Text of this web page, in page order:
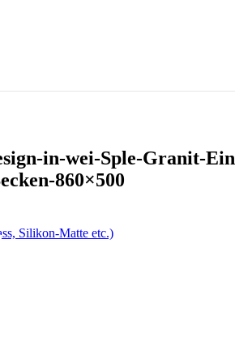
Silikon-Matte etc.)
in-wei-Sple-Granit-
860×500